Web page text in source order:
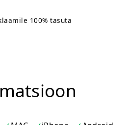
100% tasuta